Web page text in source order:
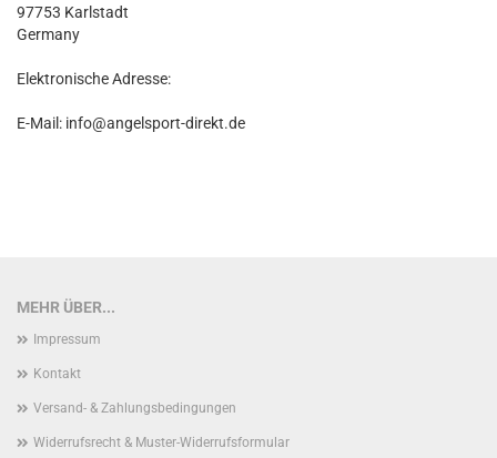
97753 Karlstadt
Germany
Elektronische Adresse:
E-Mail: info@angelsport-direkt.de
MEHR ÜBER...
Impressum
Kontakt
Versand- & Zahlungsbedingungen
Widerrufsrecht & Muster-Widerrufsformular